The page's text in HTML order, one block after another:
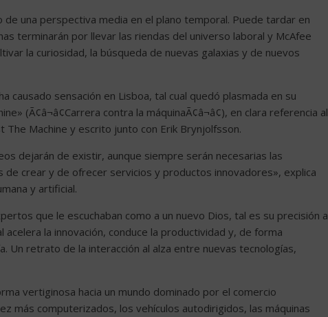
una perspectiva media en el plano temporal. Puede tardar en
terminarán por llevar las riendas del universo laboral y McAfee
la curiosidad, la búsqueda de nuevas galaxias y de nuevos
causado sensación en Lisboa, tal cual quedó plasmada en su
(Ã¢â¬â¢Carrera contra la máquinaÃ¢â¬â¢), en clara referencia al
Machine y escrito junto con Erik Brynjolfsson.
dejarán de existir, aunque siempre serán necesarias las
crear y de ofrecer servicios y productos innovadores», explica
y artificial.
que le escuchaban como a un nuevo Dios, tal es su precisión a
la innovación, conduce la productividad y, de forma
Un retrato de la interacción al alza entre nuevas tecnologías,
vertiginosa hacia un mundo dominado por el comercio
vez más computerizados, los vehículos autodirigidos, las máquinas